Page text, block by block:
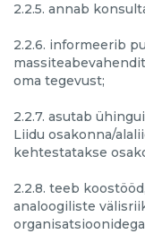
2.2.5. annab
2.2.6. informeerib
oma tegevust;
2.2.7. asutab
Liidu osakonna/
kehtestatakse
2.2.8. teeb
analoogiliste